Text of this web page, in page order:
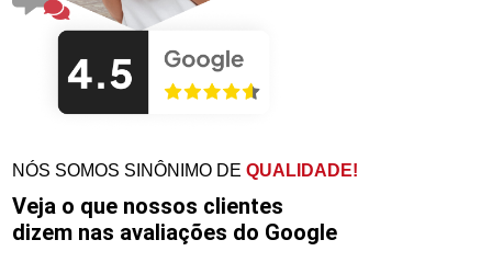
NÓS SOMOS SINÔNIMO DEQUALIDADE!
Veja o que nossos clientes
dizem nas avaliações do Google